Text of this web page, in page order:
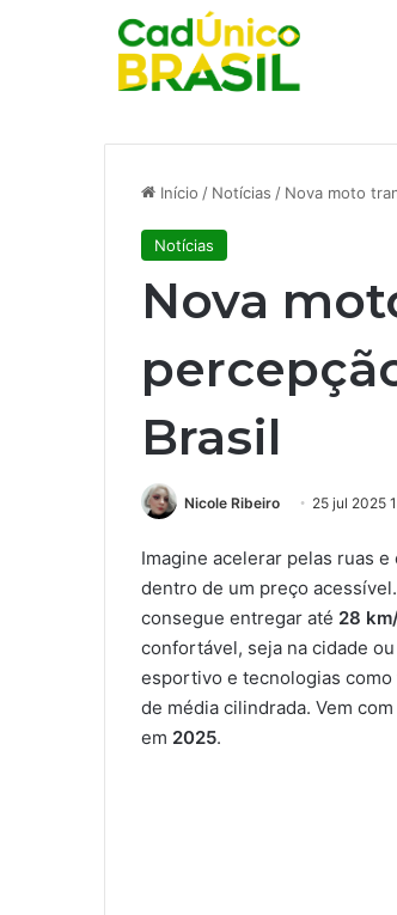
Início / Notícias / Nova moto
Notícias
Nova
Brasil
Nicole Ribeiro 25 jul 2025
Imagine acelerar pelas ruas
dentro de um preço
consegue entregar até 28
confortável, seja na cidade
esportivo e tecnologias como
de média cilindrada. Vem
em 2025.